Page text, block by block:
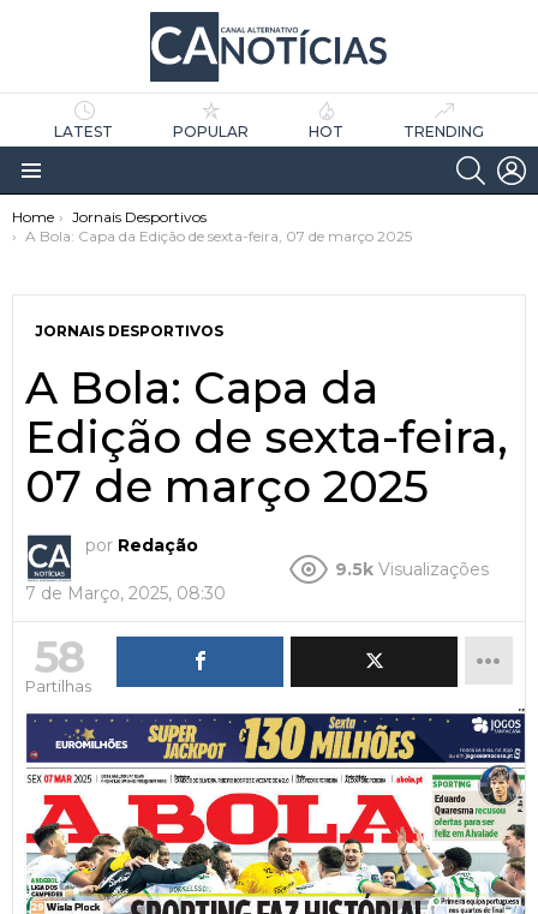
LATEST POPULAR HOT TRENDING
Menu
You are here:
Home
Jornais Desportivos
A Bola: Capa da Edição de sexta-feira, 07 de março 2025
JORNAIS DESPORTIVOS
A Bola: Capa da
Edição de sexta-feira,
07 de março 2025
por Redação
7 de Março, 2025, 08:30
9.5k Visualizações
58
Partilhas